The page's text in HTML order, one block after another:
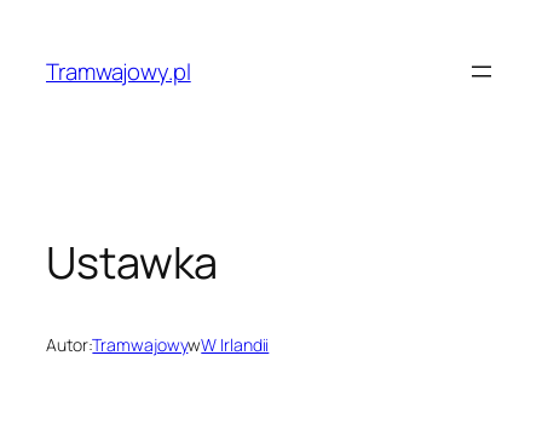
treściTramwajowy.pl
Ustawka
Autor:TramwajowywW Irlandii